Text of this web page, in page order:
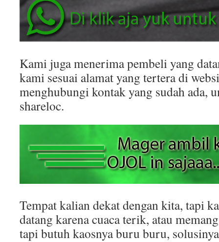
Kami juga menerima pembeli yang
kami sesuai alamat yang tertera di
menghubungi kontak yang sudah ada,
shareloc.
Tempat kalian dekat dengan kita, tapi
datang karena cuaca terik, atau
tapi butuh kaosnya buru buru,